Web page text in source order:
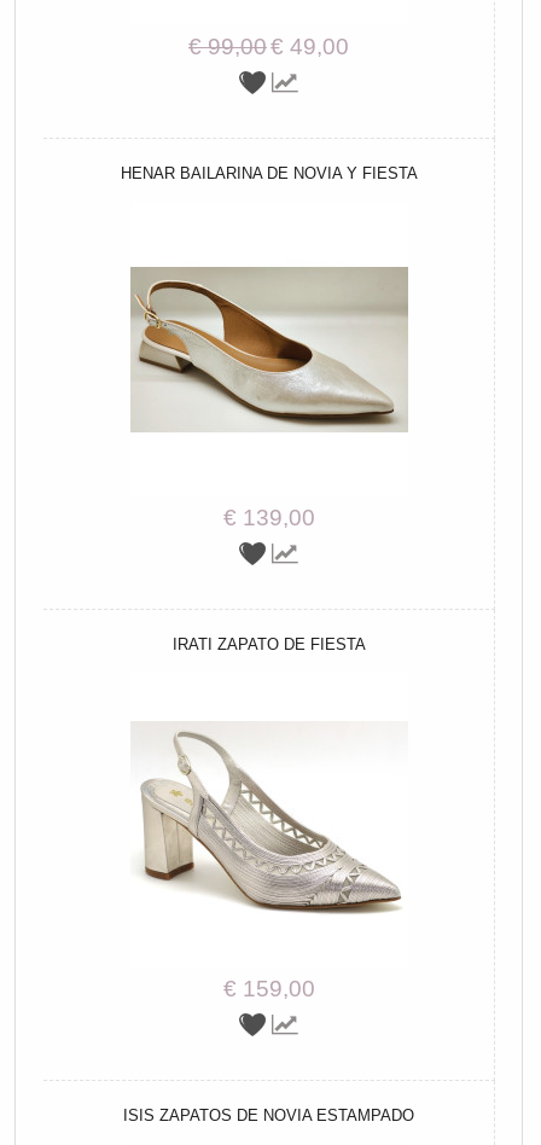
€ 99,00€ 49,00
HENAR BAILARINA DE NOVIA Y FIESTA
€ 139,00
IRATI ZAPATO DE FIESTA
€ 159,00
ISIS ZAPATOS DE NOVIA ESTAMPADO